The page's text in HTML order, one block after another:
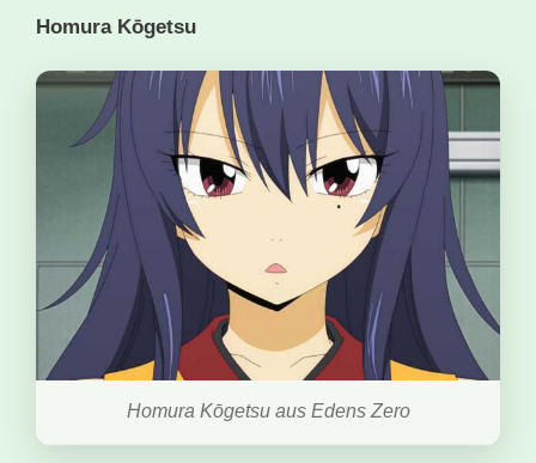
Homura Kōgetsu
Homura Kōgetsu aus Edens Zero